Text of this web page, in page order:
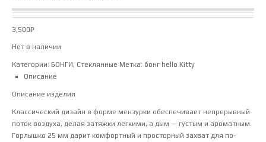
3,500₽
Нет в наличии
Категории: БОНГИ, Стеклянные Метка: бонг hello Kitty
Описание
Описание изделия
Классический дизайн в форме мензурки обеспечивает непрерывный
поток воздуха, делая затяжки легкими, а дым — густым и ароматным.
Горлышко 25 мм дарит комфортный и просторный захват для по-